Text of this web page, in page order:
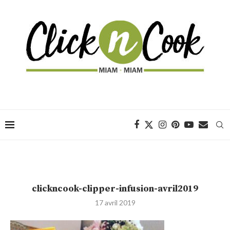
clickncook-clipper-infusion-avril2019
17 avril 2019